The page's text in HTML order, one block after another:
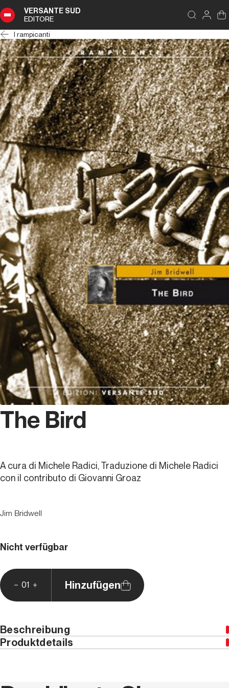
VERSANTE SUD
EDITORE
I rampicanti
The Bird
A cura di Michele Radici, Traduzione di Michele Radici
con il contributo di Giovanni Groaz
Jim Bridwell
Nicht verfügbar
01 Hinzufügen
Beschreibung
Ausgabe nur in Italienisch erhältlich
Produktdetails